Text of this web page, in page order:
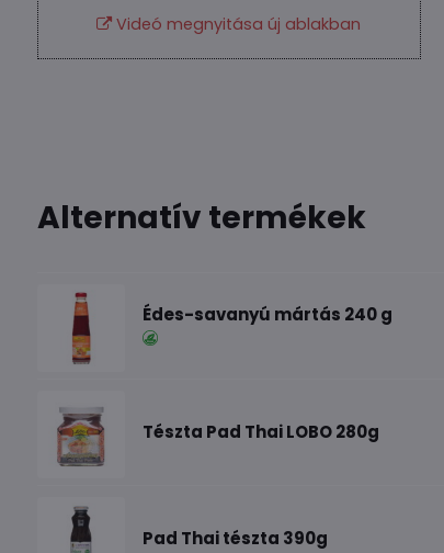
Videó megnyitása új ablakban
Alternatív termékek
Édes-savanyú mártás 240 g
Tészta Pad Thai LOBO 280g
Pad Thai tészta 390g